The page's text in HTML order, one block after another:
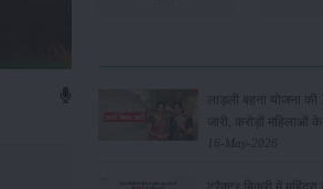
लाड़ली बहना योजना की
जारी, करोड़ों महिलाओं के
1500 रुपये
16-May-2026